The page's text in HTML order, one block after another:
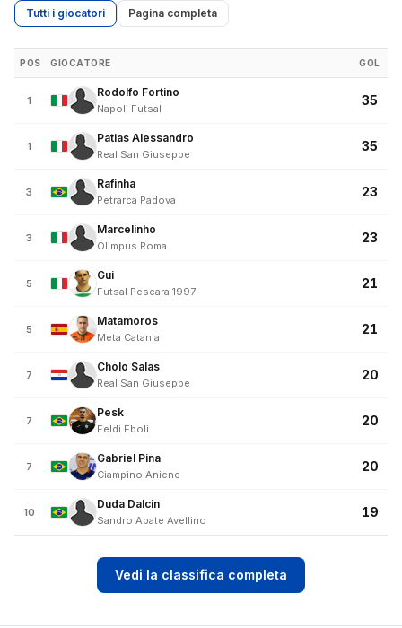
Tutti i giocatori Pagina completa
POS GIOCATORE GOL
1
Rodolfo Fortino
Napoli Futsal
35
1
Patias Alessandro
Real San Giuseppe
35
3
Rafinha
Petrarca Padova
23
3
Marcelinho
Olimpus Roma
23
5
Gui
Futsal Pescara 1997
21
5
Matamoros
Meta Catania
21
7
Cholo Salas
Real San Giuseppe
20
7
Pesk
Feldi Eboli
20
7
Gabriel Pina
Ciampino Aniene
20
10
Duda Dalcin
Sandro Abate Avellino
19
Vedi la classifica completa